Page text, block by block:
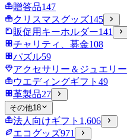
贈答品147
クリスマスグッズ145
販促用キーホルダー141
チャリティ、募金108
パズル59
アクセサリー＆ジュエリー
ウエディングギフト 49
革製品27
その他18
法人向けギフト 1,606
エコグッズ971